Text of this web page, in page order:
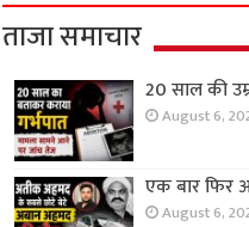
ताजा समाचार
20 साल की
August 6,
एक बार फिर
August 6,